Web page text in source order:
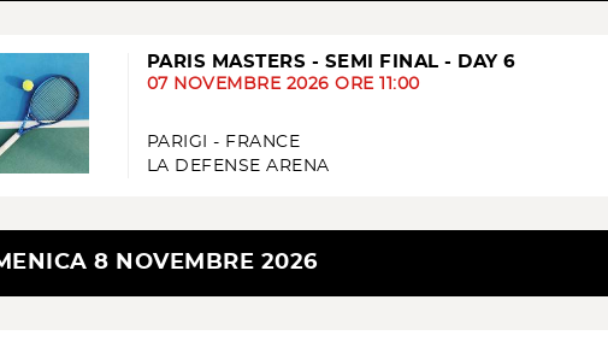
PARIS MASTERS - SEMI FINAL - DAY 6
07 NOVEMBRE 2026 ORE 11:00
PARIGI - FRANCE
LA DEFENSE ARENA
8 NOVEMBRE 2026